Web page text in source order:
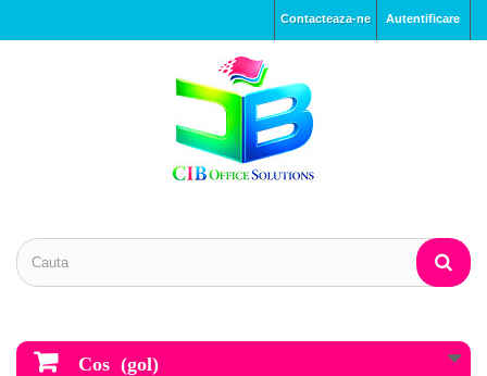
Autentificare
Contacteaza-ne
Cos (gol)